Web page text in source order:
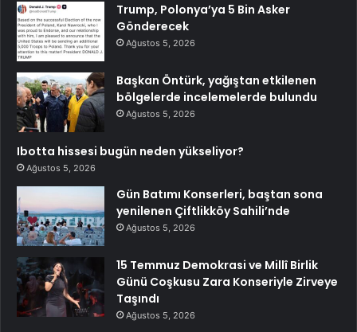
Trump, Polonya’ya 5 Bin Asker
Gönderecek
Ağustos 5, 2026
Başkan Öntürk, yağıştan etkilenen
bölgelerde incelemelerde bulundu
Ağustos 5, 2026
Ibotta hissesi bugün neden yükseliyor?
Ağustos 5, 2026
Gün Batımı Konserleri, baştan sona
yenilenen Çiftlikköy Sahili’nde
Ağustos 5, 2026
15 Temmuz Demokrasi ve Millî Birlik
Günü Coşkusu Zara Konseriyle Zirveye
Taşındı
Ağustos 5, 2026